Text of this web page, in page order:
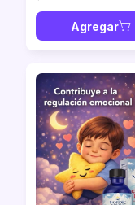
Agregar